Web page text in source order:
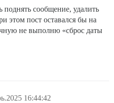
сообщение, удалить
этом пост оставался бы на
не выполню «сброс даты
16:44:42